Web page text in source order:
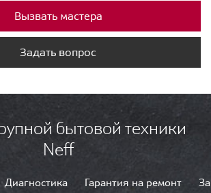
Вызвать мастера
Задать вопрос
бытовой техники
Neff
Диагностика Гарантия на ремонт